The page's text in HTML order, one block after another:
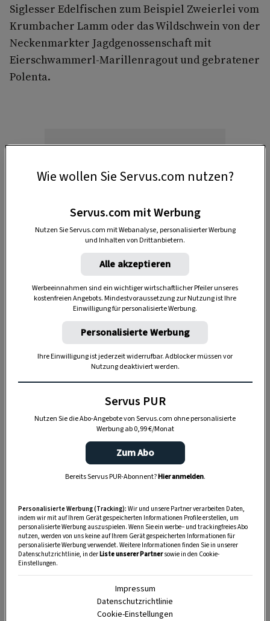
Siglesser Edelfischen zum Beispiel Zweierlei vom
Krumbacher Lamm oder das Wildschwein von der
Necken­markter Jagdgenossenschaft mit
Eierschwammerl­-Marillenragout und gebrate­ner
Polenta.
Wer es lieber fleischlos mag, wählt die selbst
gemachten Lockenhauser Dinkel­spaghetti. Zum
Nachtisch empfiehlt sich Grießkoch in
Nusspanier. Als Be­gleitung zu den Speisen finden
sich in der hauseigenen Vinothek vorwiegend die
Weine der renommierten burgenländischen
Winzer mit besonderem Fokus auf die Rotweine
des Mittelburgenlandes. Weiters wird eine Reihe
von ausge­zeichneten Winzersekten angeboten.
Neben drei gezapften Bieren findet sich eine
Karte.
Die aktuelleSpeisekartekann online eingesehen
werden.
Wie wollen Sie Servus.com nutzen?
Servus.com mit Werbung
Nutzen Sie Servus.com mit Webanalyse, personalisierter Werbung
und Inhalten von Drittanbietern.
Alle akzeptieren
Werbeeinnahmen sind ein wichtiger wirtschaftlicher Pfeiler unseres
kostenfreien Angebots. Mindestvoraussetzung zur Nutzung ist Ihre
Einwilligung für personalisierte Werbung.
Personalisierte Werbung
Ihre Einwilligung ist jederzeit widerrufbar. Adblocker müssen vor
Nutzung deaktiviert werden.
Servus PUR
Nutzen Sie die Abo-Angebote von Servus.com ohne personalisierte
Werbung ab 0,99 €/Monat
Zum Abo
Bereits Servus PUR-Abonnent?Hier anmelden.
Personalisierte Werbung (Tracking): Wir und unsere Partner verarbeiten Daten,
indem wir mit auf Ihrem Gerät gespeicherten Informationen Profile erstellen, um
personalisierte Werbung auszuspielen. Wenn Sie ein werbe– und trackingfreies Abo
nutzen, werden von uns keine auf Ihrem Gerät gespeicherten Informationen für
personalisierte Werbung verwendet. Weitere Informationen finden Sie in unserer
Datenschutzrichtlinie, in derListe unserer Partnersowie in den Cookie-
Einstellungen.
Impressum
Datenschutzrichtlinie
Cookie-Einstellungen